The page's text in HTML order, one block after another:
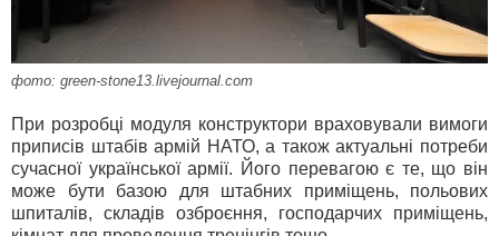
фото: green-stone13.livejournal.com
При розробці модуля конструктори враховували вимоги
приписів штабів армій НАТО, а також актуальні потреби
сучасної української армії. Його перевагою є те, що він
може бути базою для штабних приміщень, польових
шпиталів, складів озброєння, господарчих приміщень,